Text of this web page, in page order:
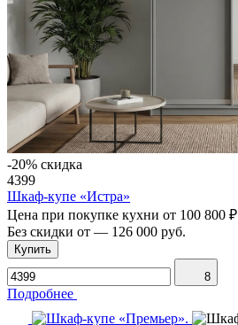
-20% скидка
4399
Шкаф-купе «Истра»
Цена при покупке кухни от 100 800 ₽
Без скидки от — 126 000 руб.
Купить
8
Подробнее